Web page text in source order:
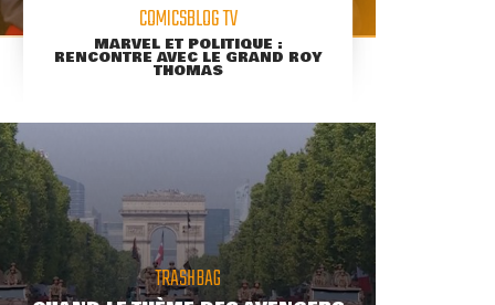
COMICSBLOG TV
MARVEL ET POLITIQUE :
RENCONTRE AVEC LE GRAND ROY
THOMAS
TRASHBAG